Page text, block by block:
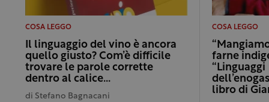
COSA LEGGO
Il linguaggio del vino è ancora
quello giusto? Com’è difficile
trovare le parole corrette
dentro al calice…
di Stefano Bagnacani
COSA LEGGO
farne
“Linguaggi
libro di